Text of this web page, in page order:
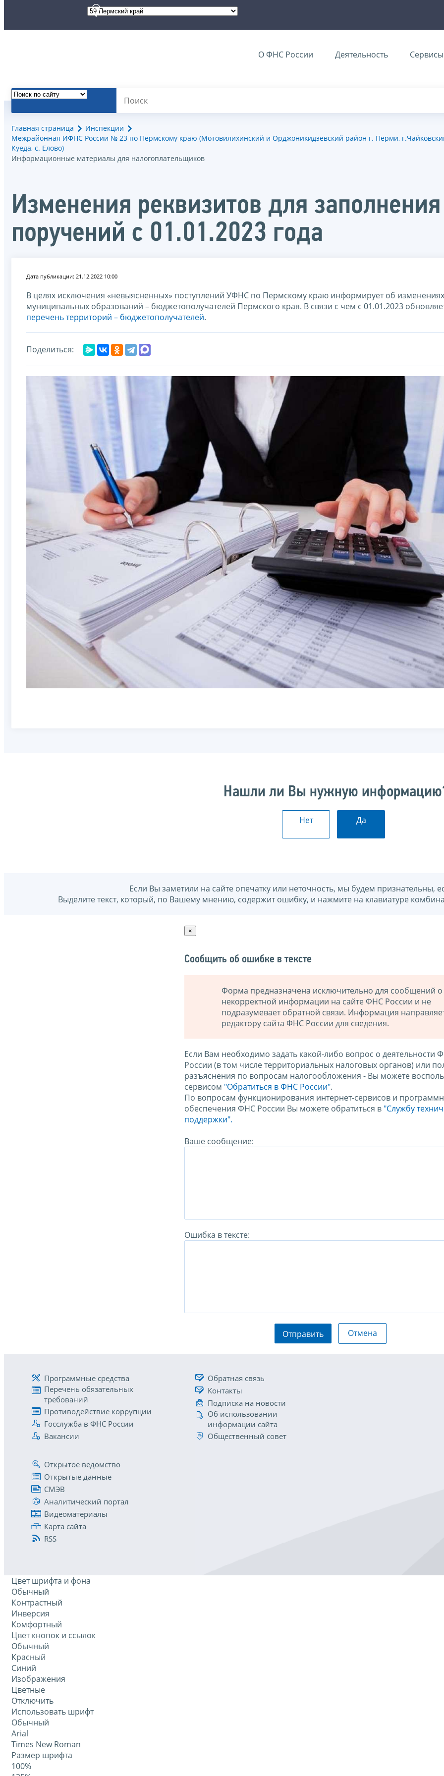
О ФНС России Деятельность Сервисы
Главная страница
Инспекции
Межрайонная ИФНС России № 23 по Пермскому краю (Мотовилихинский и Орджоникидзевский район г. Перми,
Куеда, с. Елово)
Информационные материалы для налогоплательщиков
Изменения реквизитов для
поручений с 01.01.2023 года
Дата публикации: 21.12.2022 10:00
В целях исключения «невыясненных» поступлений УФНС по Пермскому краю информирует об изменениях
муниципальных образований – бюджетополучателей Пермского края. В связи с чем с 01.01.2023
перечень территорий – бюджетополучателей.
Поделиться:
Нашли ли Вы нужную
Нет Да
Если Вы заметили на сайте опечатку или неточность, мы будем признательны,
Выделите текст, который, по Вашему мнению, содержит ошибку, и нажмите на клавиатуре
×
Сообщить об ошибке в тексте
Форма предназначена исключительно для сообщений о
некорректной информации на сайте ФНС России и не
подразумевает обратной связи. Информация
редактору сайта ФНС России для сведения.
Если Вам необходимо задать какой-либо вопрос о деятельности
России (в том числе территориальных налоговых органов) или
разъяснения по вопросам налогообложения - Вы можете
сервисом "Обратиться в ФНС России".
По вопросам функционирования интернет-сервисов и
обеспечения ФНС России Вы можете обратиться в "Службу
поддержки".
Ваше сообщение:
Ошибка в тексте:
Отправить Отмена
Программные средства
Перечень обязательных
требований
Противодействие коррупции
Госслужба в ФНС России
Вакансии
Обратная связь
Контакты
Подписка на новости
Об использовании
информации сайта
Общественный совет
Открытое ведомство
Открытые данные
СМЭВ
Аналитический портал
Видеоматериалы
Карта сайта
RSS
Цвет шрифта и фона
Обычный
Контрастный
Инверсия
Комфортный
Цвет кнопок и ссылок
Обычный
Красный
Синий
Изображения
Цветные
Отключить
Использовать шрифт
Обычный
Arial
Times New Roman
Размер шрифта
100%